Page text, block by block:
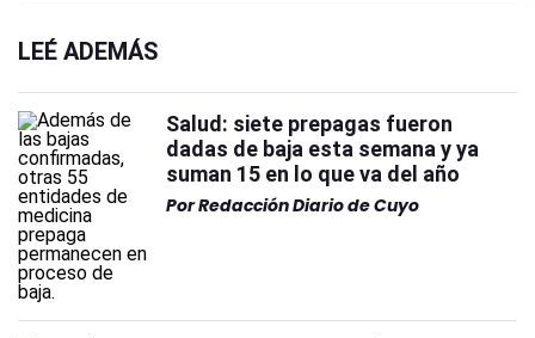
LEÉ ADEMÁS
Salud: siete prepagas fueron
dadas de baja esta semana y ya
suman 15 en lo que va del año
PorRedacción Diario de Cuyo